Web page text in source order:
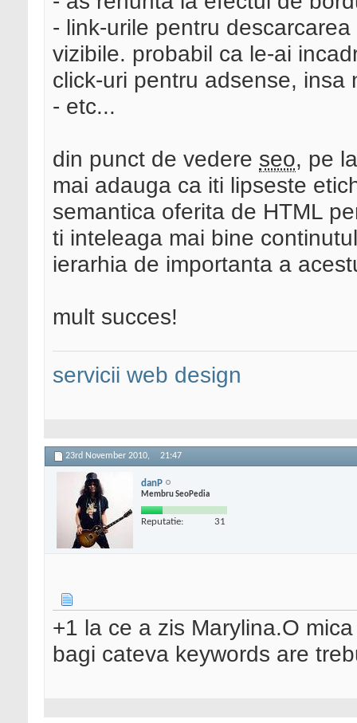
- link-urile pentru
vizibile. probabil ca le-ai
click-uri pentru adsense, insa
- etc...
din punct de vedere seo, pe
mai adauga ca iti lipseste
semantica oferita de HTML
ti inteleaga mai bine
ierarhia de importanta a
mult succes!
servicii web design
23rd November 2010, 21:47
danP
Membru SeoPedia
Reputatie: 31
+1 la ce a zis Marylina.O
bagi cateva keywords are